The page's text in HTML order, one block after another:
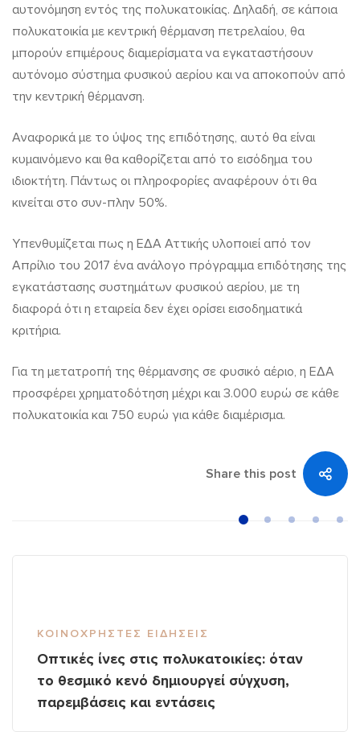
αυτονόμηση εντός της πολυκατοικίας. Δηλαδή, σε κάποια
πολυκατοικία με κεντρική θέρμανση πετρελαίου, θα
μπορούν επιμέρους διαμερίσματα να εγκαταστήσουν
αυτόνομο σύστημα φυσικού αερίου και να αποκοπούν από
την κεντρική θέρμανση.
Αναφορικά με το ύψος της επιδότησης, αυτό θα είναι
κυμαινόμενο και θα καθορίζεται από το εισόδημα του
ιδιοκτήτη. Πάντως οι πληροφορίες αναφέρουν ότι θα
κινείται στο συν-πλην 50%.
Υπενθυμίζεται πως η ΕΔΑ Αττικής υλοποιεί από τον
Απρίλιο του 2017 ένα ανάλογο πρόγραμμα επιδότησης της
εγκατάστασης συστημάτων φυσικού αερίου, με τη
διαφορά ότι η εταιρεία δεν έχει ορίσει εισοδηματικά
κριτήρια.
Για τη μετατροπή της θέρμανσης σε φυσικό αέριο, η ΕΔΑ
προσφέρει χρηματοδότηση μέχρι και 3.000 ευρώ σε κάθε
πολυκατοικία και 750 ευρώ για κάθε διαμέρισμα.
Share this post
ΚΟΙΝΌΧΡΗΣΤΕΣ ΕΙΔΉΣΕΙΣ
Οπτικές ίνες στις πολυκατοικίες: όταν
το θεσμικό κενό δημιουργεί σύγχυση,
παρεμβάσεις και εντάσεις